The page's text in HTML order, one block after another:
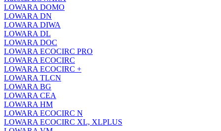
LOWARA DOMO
LOWARA DN
LOWARA DIWA
LOWARA DL
LOWARA DOC
LOWARA ECOCIRC PRO
LOWARA ECOCIRC
LOWARA ECOCIRC +
LOWARA TLCN
LOWARA BG
LOWARA CEA
LOWARA HM
LOWARA ECOCIRC N
LOWARA ECOCIRC XL, XLPLUS